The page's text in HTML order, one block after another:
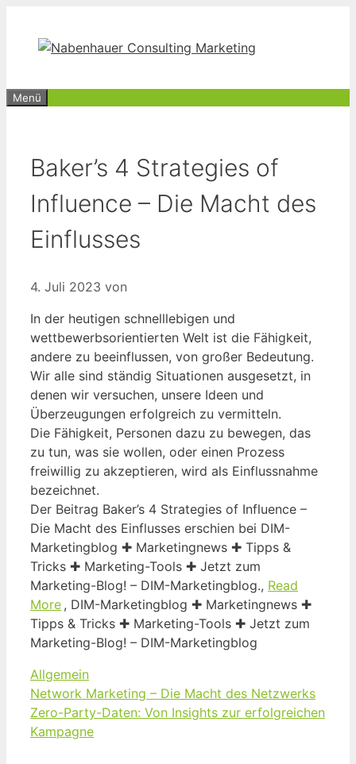
springen
Menü
Baker’s 4 Strategies of
Influence – Die Macht des
Einflusses
4. Juli 2023 von
In der heutigen schnelllebigen und
wettbewerbsorientierten Welt ist die Fähigkeit,
andere zu beeinflussen, von großer Bedeutung.
Wir alle sind ständig Situationen ausgesetzt, in
denen wir versuchen, unsere Ideen und
Überzeugungen erfolgreich zu vermitteln.
Die Fähigkeit, Personen dazu zu bewegen, das
zu tun, was sie wollen, oder einen Prozess
freiwillig zu akzeptieren, wird als Einflussnahme
bezeichnet.
Der Beitrag Baker’s 4 Strategies of Influence –
Die Macht des Einflusses erschien bei DIM-
Marketingblog ✚ Marketingnews ✚ Tipps &
Tricks ✚ Marketing-Tools ✚ Jetzt zum
Marketing-Blog! – DIM-Marketingblog., Read
More , DIM-Marketingblog ✚ Marketingnews ✚
Tipps & Tricks ✚ Marketing-Tools ✚ Jetzt zum
Marketing-Blog! – DIM-Marketingblog
Kategorien
Allgemein
Network Marketing – Die Macht des Netzwerks
Zero-Party-Daten: Von Insights zur erfolgreichen
Kampagne